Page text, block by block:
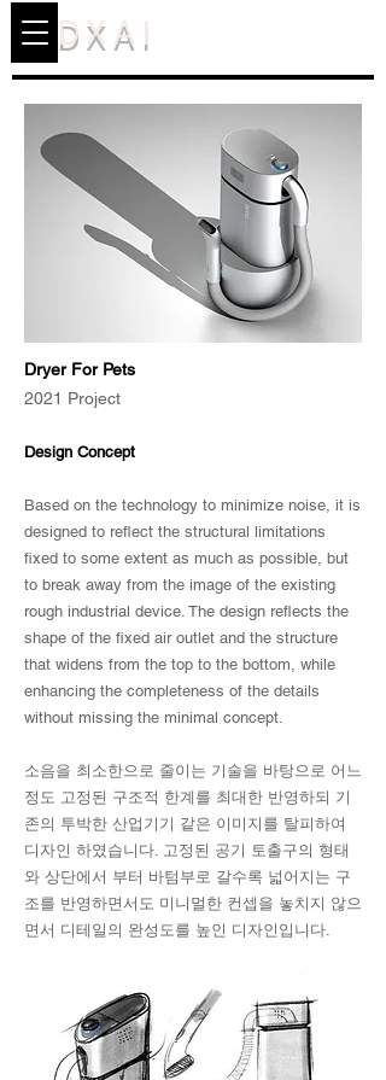
DXAI
Dryer For Pets
2021 Project
Design Concept
Based on the technology to minimize noise, it is
designed to reflect the structural limitations
fixed to some extent as much as possible, but
to break away from the image of the existing
rough industrial device. The design reflects the
shape of the fixed air outlet and the structure
that widens from the top to the bottom, while
enhancing the completeness of the details
without missing the minimal concept.
소음을 최소한으로 줄이는 기술을 바탕으로 어느
정도 고정된 구조적 한계를 최대한 반영하되 기
존의 투박한 산업기기 같은 이미지를 탈피하여
디자인 하였습니다. 고정된 공기 토출구의 형태
와 상단에서 부터 바텀부로 갈수록 넓어지는 구
조를 반영하면서도 미니멀한 컨셉을 놓치지 않으
면서 디테일의 완성도를 높인 디자인입 니다.